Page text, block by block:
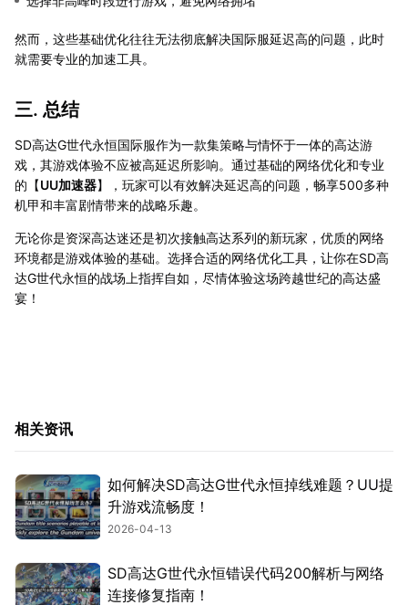
然而，这些基础优化往往无法彻底解决国际服延迟高的问题，此时
就需要专业的加速工具。
三. 总结
SD高达G世代永恒国际服作为一款集策略与情怀于一体的高达游
戏，其游戏体验不应被高延迟所影响。通过基础的网络优化和专业
的【UU加速器】，玩家可以有效解决延迟高的问题，畅享500多种
机甲和丰富剧情带来的战略乐趣。
无论你是资深高达迷还是初次接触高达系列的新玩家，优质的网络
环境都是游戏体验的基础。选择合适的网络优化工具，让你在SD高
达G世代永恒的战场上指挥自如，尽情体验这场跨越世纪的高达盛
宴！
相关资讯
如何解决SD高达G世代永恒掉线难题？UU提
升游戏流畅度！
2026-04-13
SD高达G世代永恒错误代码200解析与网络
连接修复指南！